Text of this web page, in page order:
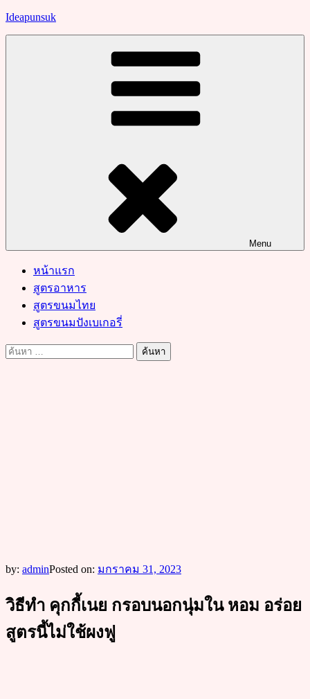
Skip
Ideapunsuk
Menu
หน้าแรก
สูตรอาหาร
สูตรขนมไทย
สูตรขนมปังเบเกอรี่
ค้นหา
by: adminPosted on: มกราคม 31, 2023
วิธีทำ คุกกี้เนย กรอบนอกนุ่มใน หอม อร่อย
สูตรนี้ไม่ใช้ผงฟู